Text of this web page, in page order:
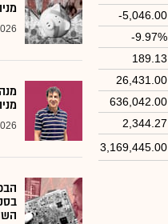
-5,046.00
-9.97%
189.13
26,431.00
636,042.00
2,344.27
3,169,445.00